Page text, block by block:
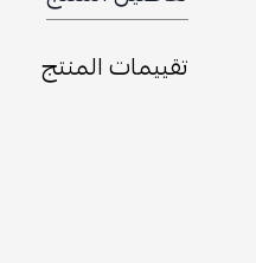
تقييمات المنتج